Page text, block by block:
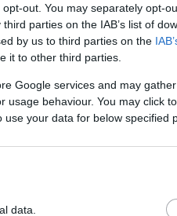
out. You may separately opt-
parties on the IAB’s list of
by us to third parties on the
it to other third parties.
Google services and may
usage behaviour. You may click
your data for below specified
data.